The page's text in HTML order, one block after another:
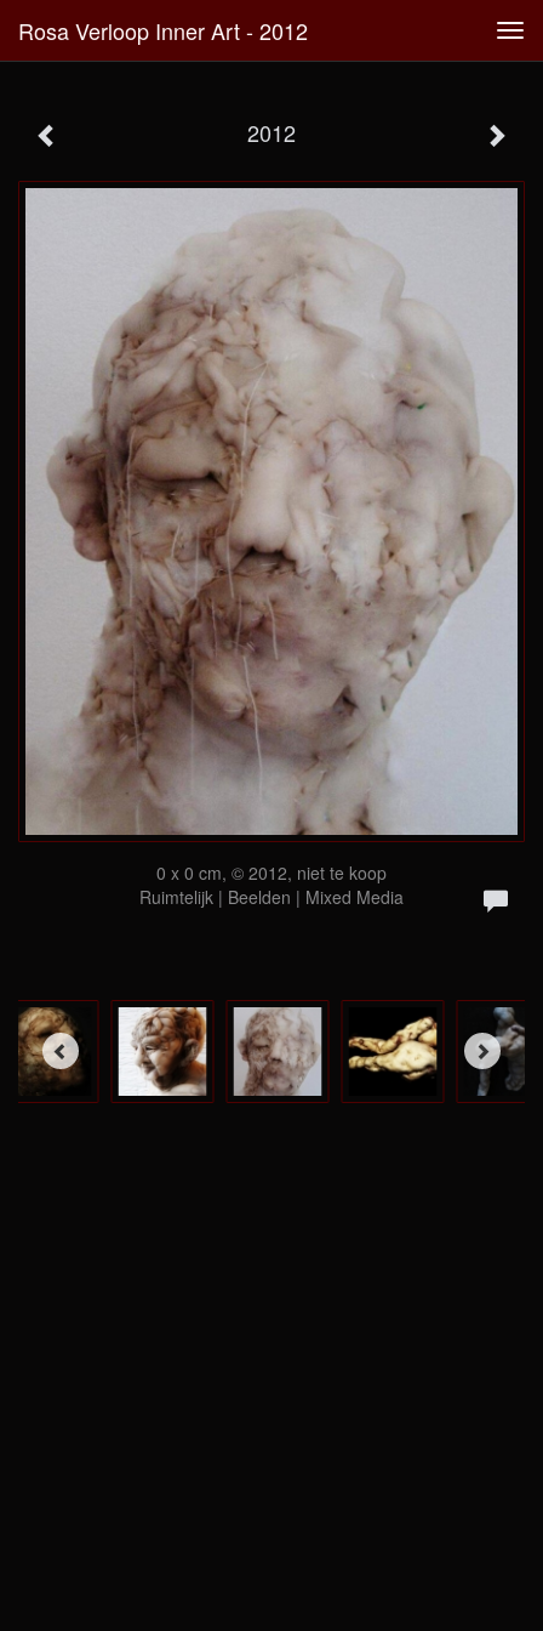
Rosa Verloop Inner Art - 2012
2012
0 x 0 cm, © 2012, niet te koop
Ruimtelijk | Beelden | Mixed Media